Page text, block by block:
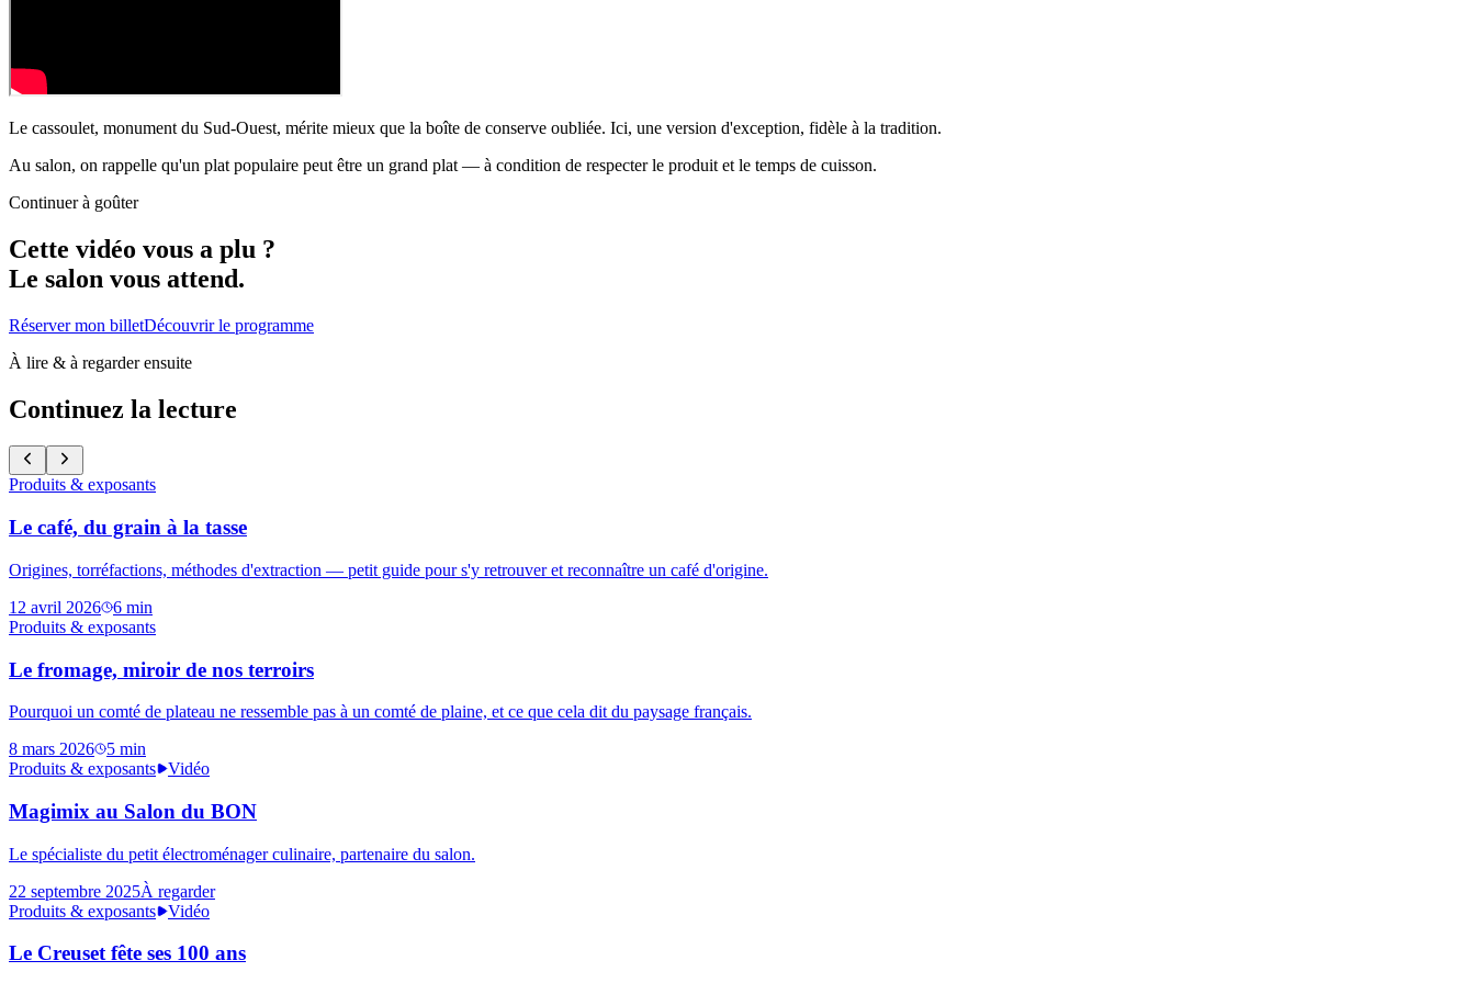
Le cassoulet, monument du Sud-Ouest, mérite mieux que la boîte de conserve oubliée. Ici, une version d'exception, fidèle à la tradition.
Au salon, on rappelle qu'un plat populaire peut être un grand plat — à condition de respecter le produit et le temps de cuisson.
Continuer à goûter
Cette vidéo vous a plu ?
Le salon vous attend.
Réserver mon billetDécouvrir le programme
À lire & à regarder ensuite
Continuez la lecture
Produits & exposants
Le café, du grain à la tasse
Origines, torréfactions, méthodes d'extraction — petit guide pour s'y retrouver et reconnaître un café d'origine.
12 avril 2026
6 min
Produits & exposants
Le fromage, miroir de nos terroirs
Pourquoi un comté de plateau ne ressemble pas à un comté de plaine, et ce que cela dit du paysage français.
8 mars 2026
5 min
Produits & exposants
Vidéo
Magimix au Salon du BON
Le spécialiste du petit électroménager culinaire, partenaire du salon.
22 septembre 2025À regarder
Produits & exposants
Vidéo
Le Creuset fête ses 100 ans